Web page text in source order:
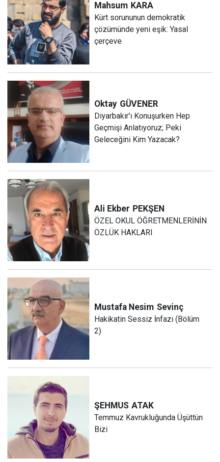
Mahsum KARA
Kürt sorununun demokratik
çözümünde yeni eşik: Yasal
çerçeve
Oktay GÜVENER
Diyarbakır'ı Konuşurken Hep
Geçmişi Anlatıyoruz; Peki
Geleceğini Kim Yazacak?
Ali Ekber PEKŞEN
ÖZEL OKUL ÖĞRETMENLERİNİN
ÖZLÜK HAKLARI
Mustafa Nesim Sevinç
Hakikatin Sessiz İnfazı (Bölüm
2)
ŞEHMUS ATAK
Temmuz Kavrukluğunda Üşüttün
Bizi